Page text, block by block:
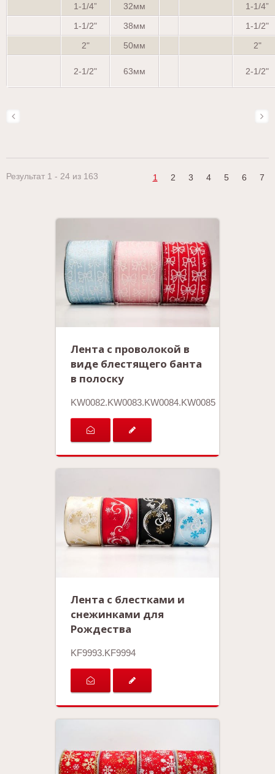
1-1/4”
32мм
1-1/4”
1-1/2"
38мм
1-1/2"
2"
50мм 2"
2-1/2" 63мм 2-1/2"
Результат 1 - 24 из 163 1 2 3 4 5 6 7
Лента с проволокой в
виде блестящего банта
в полоску
KW0082.KW0083.KW0084.KW0085
Лента с блестками и
снежинками для
Рождества
KF9993.KF9994